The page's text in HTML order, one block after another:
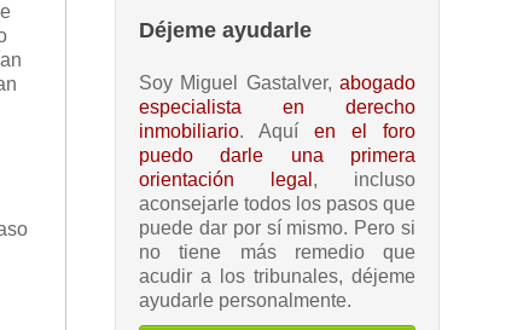
Déjeme ayudarle
Soy Miguel Gastalver, abogado
especialista en derecho
inmobiliario. Aquí en el foro
puedo darle una primera
orientación legal , incluso
aconsejarle todos los pasos que
puede dar por sí mismo. Pero si
no tiene más remedio que
acudir a los tribunales, déjeme
ayudarle personalmente.